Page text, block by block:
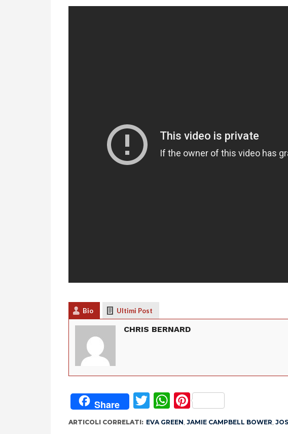
Bio Ultimi Post
CHRIS BERNARD
Share Twitter
WhatsApp
Pinterest
ARTICOLI CORRELATI: EVA GREEN, JAMIE CAMPBELL BOWER,